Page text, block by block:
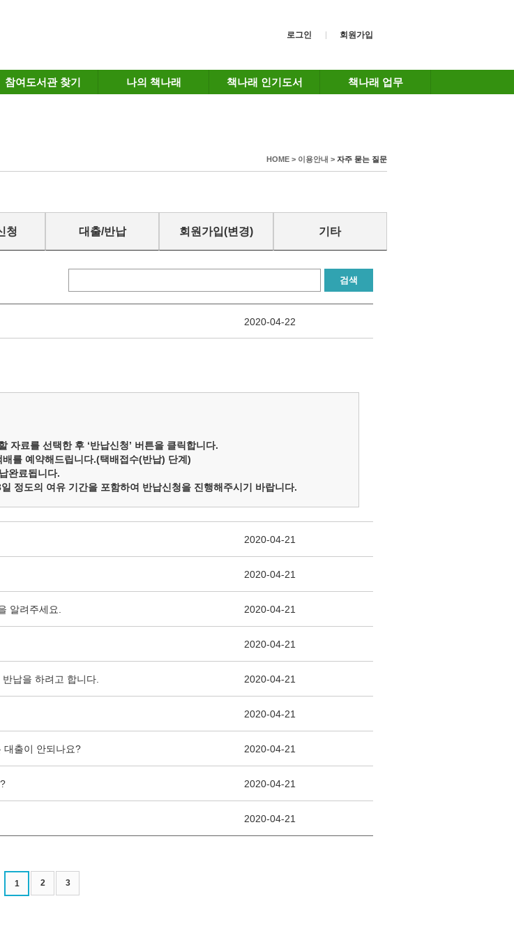
로그인 회원가입
참여도서관 찾기 나의 책나래 책나래 인기도서 책나래 업무
HOME > 이용안내 > 자주 묻는 질문
청 대출/반납 회원가입(변경) 기타
검색
2020-04-22
자료를 선택한 후 ‘반납신청’ 버튼을 클릭합니다.
를 예약해드립니다.(택배접수(반납) 단계)
완료됩니다.
정도의 여유 기간을 포함하여 반납신청을 진행해주시기 바랍니다.
2020-04-21
2020-04-21
알려주세요. 2020-04-21
2020-04-21
납을 하려고 합니다. 2020-04-21
2020-04-21
대출이 안되나요? 2020-04-21
2020-04-21
2020-04-21
1 2 3